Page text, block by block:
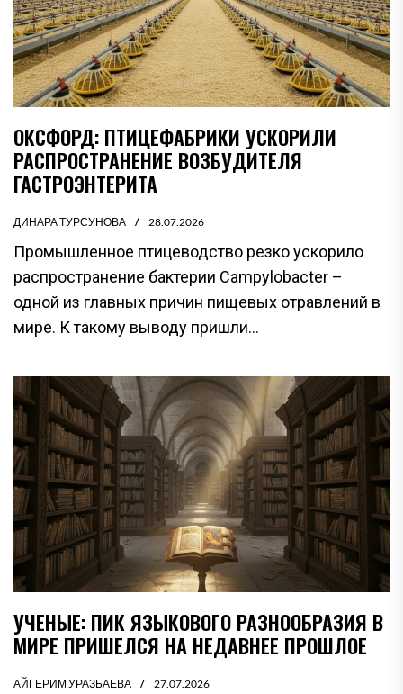
ОКСФОРД: ПТИЦЕФАБРИКИ УСКОРИЛИ
РАСПРОСТРАНЕНИЕ ВОЗБУДИТЕЛЯ
ГАСТРОЭНТЕРИТА
ДИНАРА ТУРСУНОВА 28.07.2026
Промышленное птицеводство резко ускорило
распространение бактерии Campylobacter –
одной из главных причин пищевых отравлений в
мире. К такому выводу пришли...
УЧЕНЫЕ: ПИК ЯЗЫКОВОГО РАЗНООБРАЗИЯ В
МИРЕ ПРИШЕЛСЯ НА НЕДАВНЕЕ ПРОШЛОЕ
АЙГЕРИМ УРАЗБАЕВА 27.07.2026